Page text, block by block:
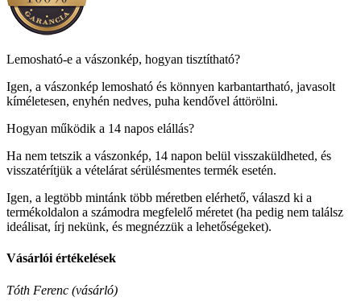
Lemosható-e a vászonkép, hogyan tisztítható?
Igen, a vászonkép lemosható és könnyen karbantartható, javasolt
kíméletesen, enyhén nedves, puha kendővel áttörölni.
Hogyan működik a 14 napos elállás?
Ha nem tetszik a vászonkép, 14 napon belül visszaküldheted, és
visszatérítjük a vételárat sérülésmentes termék esetén.
Igen, a legtöbb mintánk több méretben elérhető, válaszd ki a
termékoldalon a számodra megfelelő méretet (ha pedig nem találsz
ideálisat, írj nekünk, és megnézzük a lehetőségeket).
Vásárlói értékelések
Tóth Ferenc (vásárló)